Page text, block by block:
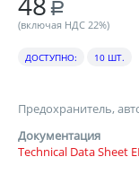
Р
(включая НДС 22%)
ДОСТУПНО: 10 ШТ.
Предохранитель,
Документация
Technical Data Sheet